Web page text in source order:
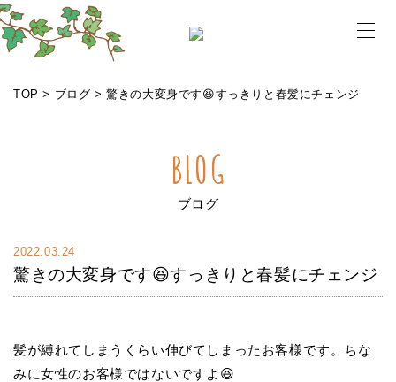
メニ
TOP > ブログ >驚きの大変身です😆すっきりと春髪にチェンジ
BLOG
ブログ
2022.03.24
驚きの大変身です😆すっきりと春髪にチェンジ
髪が縛れてしまうくらい伸びてしまったお客様です。ちな
みに女性のお客様ではないですよ😆